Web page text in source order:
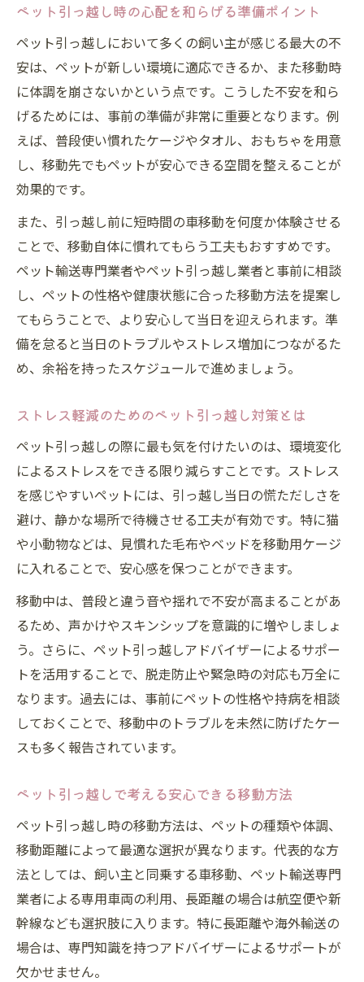
同乗や長距離移動に強いペット引っ越しの工夫
長距離ペット引っ越しでの安全な同乗方法
ペット引っ越しに役立つ移動中の快適な工
夫
ペット引っ越し時の長距離移動トラブル回
避術
同乗時も安心なペット引っ越しの注意点
法
専任アドバイザーが語るペット引っ越しの心得
ペット引っ越しアドバイザーの信頼できる
助言
アドバイザーが語るペット引っ越しの極意
失敗しないペット引っ越しの事前準備法
専門家が推奨するペット引っ越し対応策
長距離のペット引っ越しに選ぶべき業者とは
長距離ペット引っ越し業者選びの基準とは
信頼できるペット引っ越し業者の見極め方
ペット引っ越しで人気の専門業者活用法
ペット引っ越し業者とペット輸送専門業者
ペット引っ越し業者の口コミや評判を確認
する理由
猫や小動物のペット引っ越し注意点を解説
猫のペット引っ越しで気をつけたい環境作
り
小動物のペット引っ越しに必要な安全対策
管理
猫や小動物のペット引っ越し持ち物リスト
ペット引っ越しで猫が安心する移動方法
適切なペット引っ越し方法を提案する理由
ペット引っ越しで専門家が方法を提案する
意義
適切なペット引っ越しが安全を守る理由
ペット引っ越し時の心配を和らげる準備ポイント
ペット引っ越しにおいて多くの飼い主が感じる最大の不
安は、ペットが新しい環境に適応できるか、また移動時
に体調を崩さないかという点です。こうした不安を和ら
げるためには、事前の準備が非常に重要となります。例
えば、普段使い慣れたケージやタオル、おもちゃを用意
し、移動先でもペットが安心できる空間を整えることが
効果的です。
また、引っ越し前に短時間の車移動を何度か体験させる
ことで、移動自体に慣れてもらう工夫もおすすめです。
ペット輸送専門業者やペット引っ越し業者と事前に相談
し、ペットの性格や健康状態に合った移動方法を提案し
てもらうことで、より安心して当日を迎えられます。準
備を怠ると当日のトラブルやストレス増加につながるた
め、余裕を持ったスケジュールで進めましょう。
ストレス軽減のためのペット引っ越し対策とは
ペット引っ越しの際に最も気を付けたいのは、環境変化
によるストレスをできる限り減らすことです。ストレス
を感じやすいペットには、引っ越し当日の慌ただしさを
避け、静かな場所で待機させる工夫が有効です。特に猫
や小動物などは、見慣れた毛布やベッドを移動用ケージ
に入れることで、安心感を保つことができます。
移動中は、普段と違う音や揺れで不安が高まることがあ
るため、声かけやスキンシップを意識的に増やしましょ
う。さらに、ペット引っ越しアドバイザーによるサポー
トを活用することで、脱走防止や緊急時の対応も万全に
なります。過去には、事前にペットの性格や持病を相談
しておくことで、移動中のトラブルを未然に防げたケー
スも多く報告されています。
ペット引っ越しで考える安心できる移動方法
ペット引っ越し時の移動方法は、ペットの種類や体調、
移動距離によって最適な選択が異なります。代表的な方
法としては、飼い主と同乗する車移動、ペット輸送専門
業者による専用車両の利用、長距離の場合は航空便や新
幹線なども選択肢に入ります。特に長距離や海外輸送の
場合は、専門知識を持つアドバイザーによるサポートが
欠かせません。